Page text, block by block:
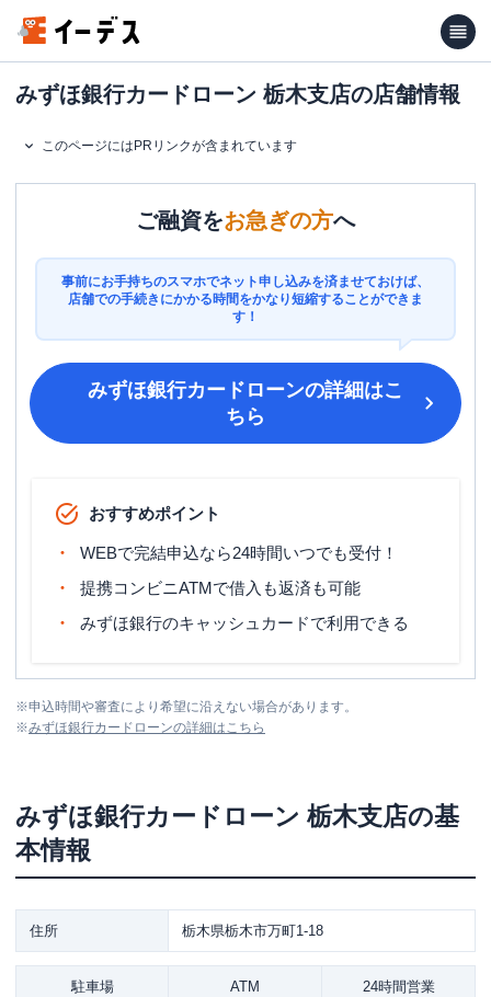
みずほ銀行カードローン 栃木支店の店舗情報
このページにはPRリンクが含まれています
ご融資をお急ぎの方へ
事前にお手持ちのスマホでネット申し込みを済ませておけば、
店舗での手続きにかかる時間をかなり短縮することができま
す！
みずほ銀行カードローンの詳細はこ
ちら
おすすめポイント
WEBで完結申込なら24時間いつでも受付！
提携コンビニATMで借入も返済も可能
みずほ銀行のキャッシュカードで利用できる
※申込時間や審査により希望に沿えない場合があります。
※みずほ銀行カードローンの詳細はこちら
みずほ銀行カードローン 栃木支店の基
本情報
住所 栃木県栃木市万町1-18
駐車場 ATM 24時間営業